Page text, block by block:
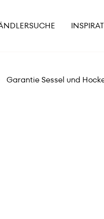
Garantie Sessel und